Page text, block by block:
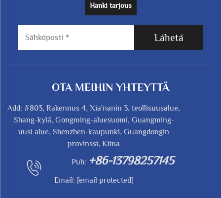
Hanki tarjous
Lähetä
OTA MEIHIN YHTEYTTÄ
Add: #803, Rakennus 4, Xia'nanin 3. teollisuusalue,
Shang-kylä, Gongming-aluesuomi, Guangming-
uusi alue, Shenzhen-kaupunki, Guangdongin
provinssi, Kiina
Puh: +86-13798257145
Email: [email protected]